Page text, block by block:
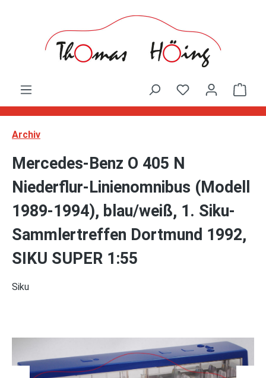
Archiv
Mercedes-Benz O 405 N
Niederflur-Linienomnibus (Modell
1989-1994), blau/weiß, 1. Siku-
Sammlertreffen Dortmund 1992,
SIKU SUPER 1:55
Siku